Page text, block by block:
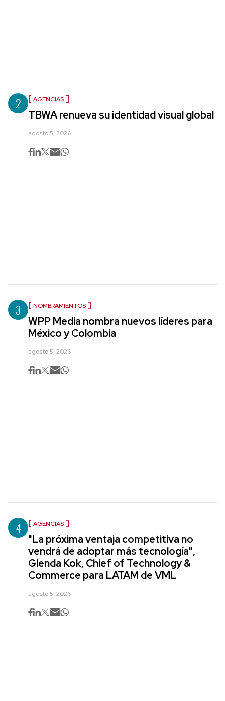
2 AGENCIAS
TBWA renueva su identidad visual global
agosto 5, 2026
3 NOMBRAMIENTOS
WPP Media nombra nuevos líderes para
México y Colombia
agosto 5, 2026
4 AGENCIAS
"La próxima ventaja competitiva no
vendrá de adoptar más tecnología",
Glenda Kok, Chief of Technology &
Commerce para LATAM de VML
agosto 5, 2026